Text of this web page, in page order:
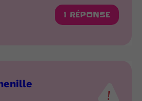
1 RÉPONSE